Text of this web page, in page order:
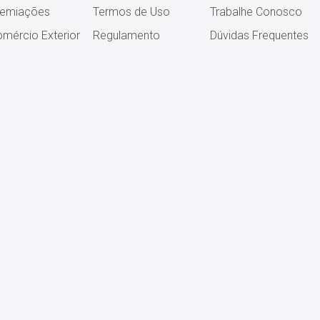
Exterior
Termos de Uso
Regulamento
Trabalhe Conosco
Dúvidas Frequentes